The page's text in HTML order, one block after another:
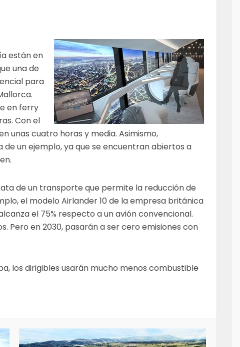
están en
una de
para
en ferry
Con el
unas cuatro horas y media. Asimismo,
un ejemplo, ya que se encuentran abiertos a
de un transporte que permite la reducción de
el modelo Airlander 10 de la empresa británica
el 75% respecto a un avión convencional.
Pero en 2030, pasarán a ser cero emisiones con
los dirigibles usarán mucho menos combustible